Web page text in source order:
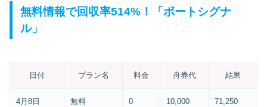
無料情報で回収率514%！「ボートシグナ
ル」
日付 プラン名 料金 舟券代 結果
4月8日 無料 0 10,000 71,250